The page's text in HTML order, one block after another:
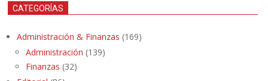
CATEGORÍAS
Administración & Finanzas (169)
Administración (139)
Finanzas (32)